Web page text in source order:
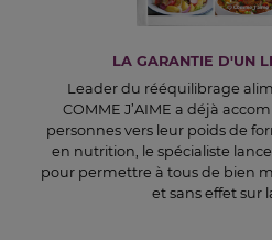
LA GARANTIE D'UN
Leader du rééquilibrage
COMME J’AIME a déjà
personnes vers leur poids de
en nutrition, le spécialiste
pour permettre à tous de bien
et sans effet sur